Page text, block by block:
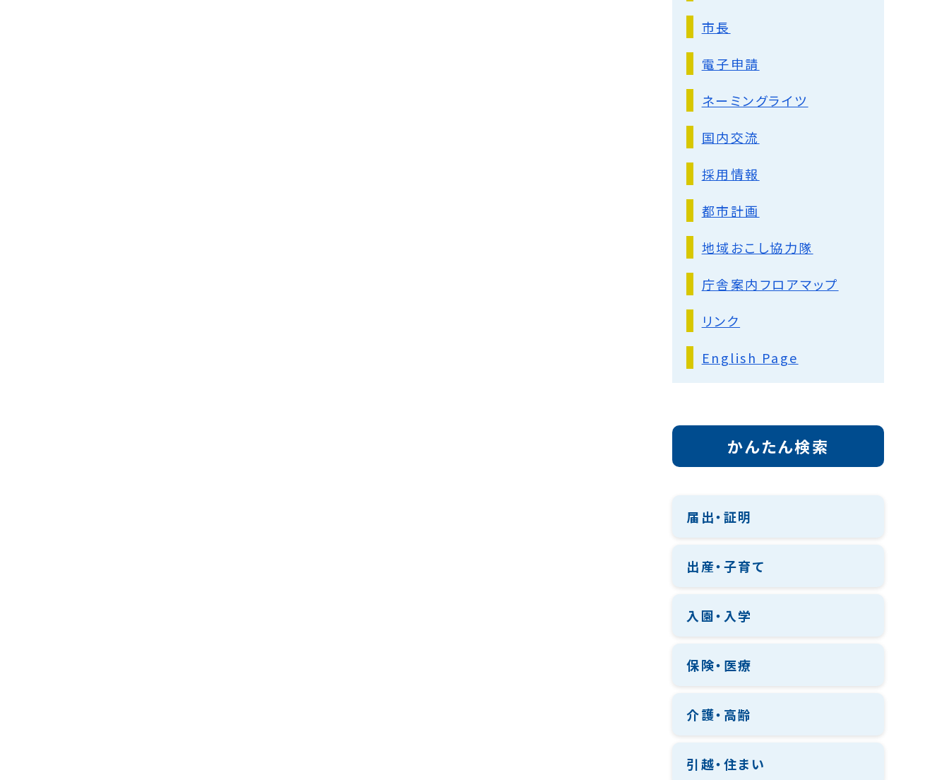
市長
電子申請
ネーミングライツ
国内交流
採用情報
都市計画
地域おこし協力隊
庁舎案内フロアマップ
リンク
English Page
かんたん検索
届出・証明
出産・子育て
入園・入学
保険・医療
介護・高齢
引越・住まい